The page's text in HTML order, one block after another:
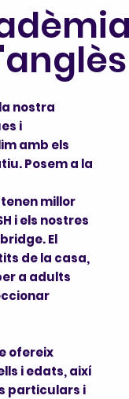
nostra
i
amb els
Posem a la
millor
i els nostres
El
de la casa,
a adults
ofereix
i edats, així
particulars i